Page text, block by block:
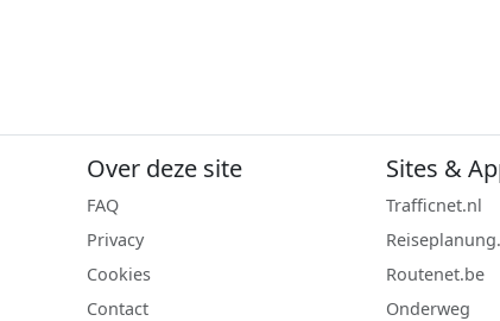
Over deze site
FAQ
Privacy
Cookies
Contact
Sites &
Trafficnet.nl
Routenet.be
Onderweg